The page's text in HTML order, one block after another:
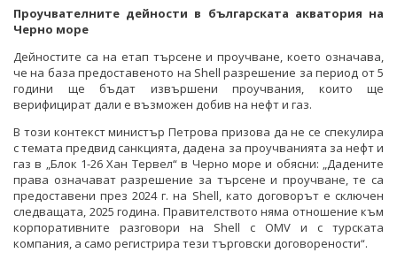
Проучвателните дейности в българската акватория на
Черно море
Дейностите са на етап търсене и проучване, което означава,
че на база предоставеното на Shell разрешение за период от 5
години ще бъдат извършени проучвания, които ще
верифицират дали е възможен добив на нефт и газ.
В този контекст министър Петрова призова да не се спекулира
с темата предвид санкцията, дадена за проучванията за нефт и
газ в „Блок 1-26 Хан Тервел“ в Черно море и обясни: „Дадените
права означават разрешение за търсене и проучване, те са
предоставени през 2024 г. на Shell, като договорът е сключен
следващата, 2025 година. Правителството няма отношение към
корпоративните разговори на Shell с OMV и с турската
компания, а само регистрира тези търговски договорености“.